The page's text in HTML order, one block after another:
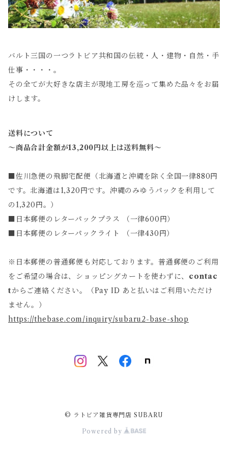
バルト三国の一つラトビア共和国の伝統・人・建物・自然・手
仕事・・・・。
その全てが大好きな店主が現地工房を巡って集めた品々をお届
けします。
送料について
～商品合計金額が13,200円以上は送料無料～
■佐川急便の飛脚宅配便（北海道と沖縄を除く全国一律880円
です。北海道は1,320円です。沖縄のみゆうパックを利用して
の1,320円。）
■日本郵便のレターパックプラス （一律600円）
■日本郵便のレターパックライト （一律430円）
※日本郵便の普通郵便も対応しております。普通郵便のご利用
をご希望の場合は、ショッピングカートを使わずに、 contac
tからご連絡ください。（Pay ID あと払いはご利用いただけ
ません。）
https://thebase.com/inquiry/subaru2-base-shop
© ラトビア雑貨専門店 SUBARU
Powered by